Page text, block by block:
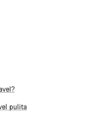
pulita